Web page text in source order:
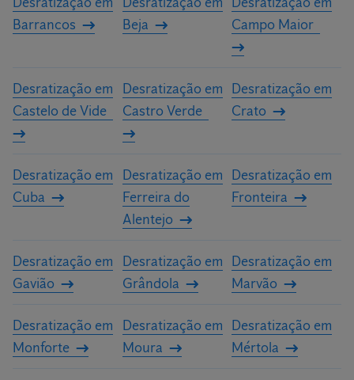
Barrancos
Beja
Campo Maior
Desratização em
Castelo de Vide
Desratização em
Castro Verde
Desratização em
Crato
Desratização em
Cuba
Desratização em
Ferreira do
Alentejo
Desratização em
Fronteira
Desratização em
Gavião
Desratização em
Grândola
Desratização em
Marvão
Desratização em
Monforte
Desratização em
Moura
Desratização em
Mértola